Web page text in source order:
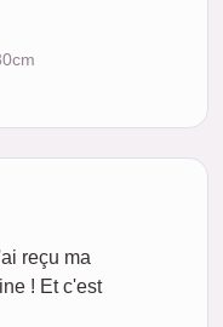
reçu ma
! Et c'est